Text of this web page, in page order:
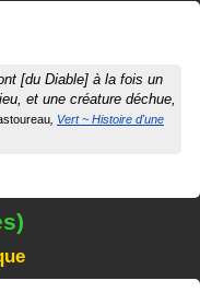
[du Diable] à la fois un
et une créature déchue,
Vert ~ Histoire d'une